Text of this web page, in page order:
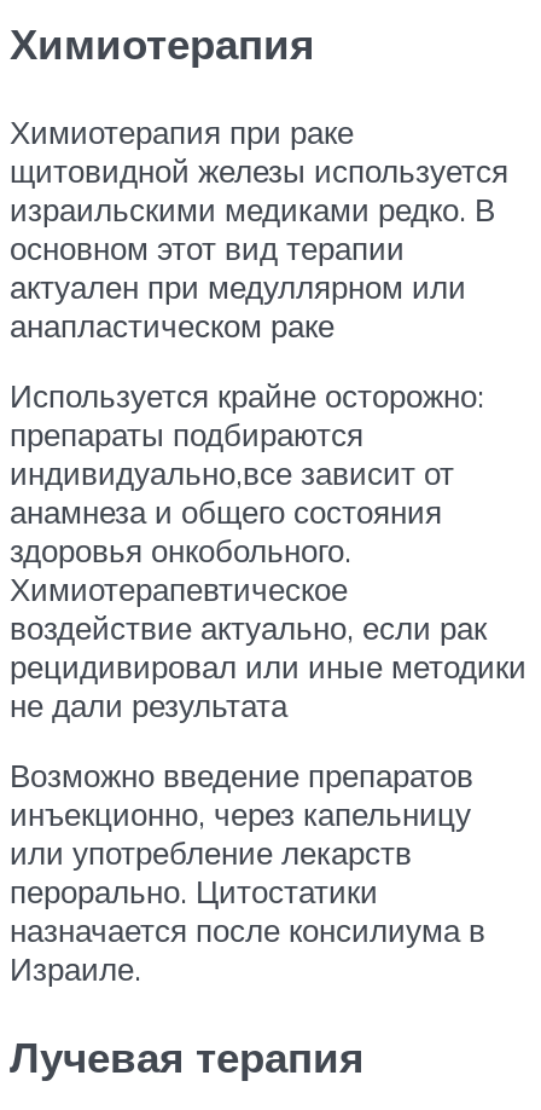
Химиотерапия
Химиотерапия при раке
щитовидной железы используется
израильскими медиками редко. В
основном этот вид терапии
актуален при медуллярном или
анапластическом раке
Используется крайне осторожно:
препараты подбираются
индивидуально,все зависит от
анамнеза и общего состояния
здоровья онкобольного.
Химиотерапевтическое
воздействие актуально, если рак
рецидивировал или иные методики
не дали результата
Возможно введение препаратов
инъекционно, через капельницу
или употребление лекарств
перорально. Цитостатики
назначается после консилиума в
Израиле.
Лучевая терапия